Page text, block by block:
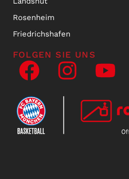
Rosenheim
Friedrichshafen
FOLGEN SIE UNS